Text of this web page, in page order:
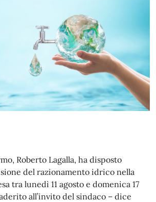
Roberto Lagalla, ha disposto
del razionamento idrico nella
tra lunedì 11 agosto e domenica 17
all’invito del sindaco – dice